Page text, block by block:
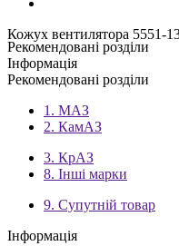
Кожух вентилятора 5551-
Рекомендовані розділи
Інформація
Рекомендовані розділи
1. МАЗ
2. КамАЗ
3. КрАЗ
8. Інші марки
9. Супутній товар
Інформація